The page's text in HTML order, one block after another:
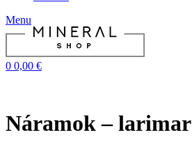
Menu
0 0,00 €
Náramok – larimar